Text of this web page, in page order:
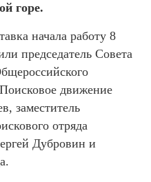
горе.
начала работу 8
председатель Совета
движение
заместитель
отряда
Дубровин и